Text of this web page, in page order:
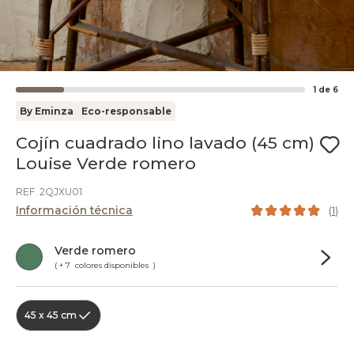
1 de 6
By Eminza Eco-responsable
Cojín cuadrado lino lavado (45 cm)
Louise Verde romero
REF. 2QJXU01
Información técnica (1)
Verde romero
( + 7 colores disponibles )
45 x 45 cm